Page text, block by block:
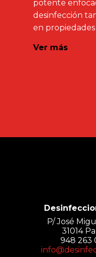
potente
desinfección
en
Ver más
P/ José
31014
948 263